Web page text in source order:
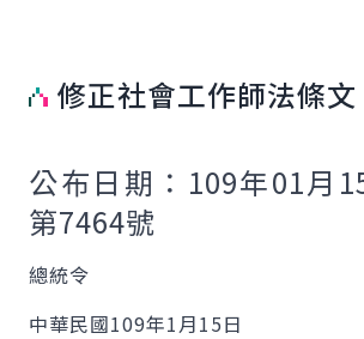
修正社會工作師法條文
公布日期：109年01月
第7464號
總統令
中華民國109年1月15日